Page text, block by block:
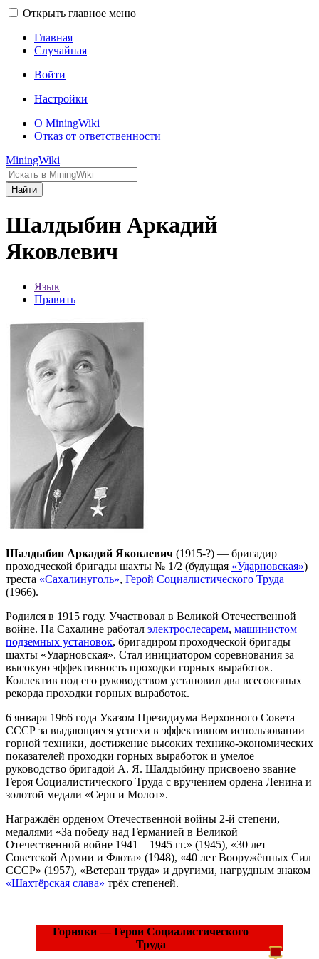
Открыть главное меню
Главная
Случайная
Войти
Настройки
О MiningWiki
Отказ от ответственности
MiningWiki
Найти
Шалдыбин Аркадий
Яковлевич
Язык
Править
Шалдыбин Аркадий Яковлевич (1915-?) — бригадир
проходческой бригады шахты № 1/2 (будущая «Ударновская»)
треста «Сахалинуголь», Герой Социалистического Труда
(1966).
Родился в 1915 году. Участвовал в Великой Отечественной
войне. На Сахалине работал электрослесарем, машинистом
подземных установок, бригадиром проходческой бригады
шахты «Ударновская». Стал инициатором соревнования за
высокую эффективность проходки горных выработок.
Коллектив под его руководством установил два всесоюзных
рекорда проходки горных выработок.
6 января 1966 года Указом Президиума Верховного Совета
СССР за выдающиеся успехи в эффективном использовании
горной техники, достижение высоких технико-экономических
показателей проходки горных выработок и умелое
руководство бригадой А. Я. Шалдыбину присвоено звание
Героя Социалистического Труда с вручением ордена Ленина и
золотой медали «Серп и Молот».
Награждён орденом Отечественной войны 2-й степени,
медалями «За победу над Германией в Великой
Отечественной войне 1941—1945 гг.» (1945), «30 лет
Советской Армии и Флота» (1948), «40 лет Вооружённых Сил
СССР» (1957), «Ветеран труда» и другими, нагрудным знаком
«Шахтёрская слава» трёх степеней.
Горняки — Герои Социалистического
Труда